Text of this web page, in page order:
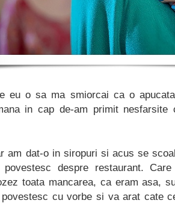
o sa ma smiorcai ca o
in cap de-am primit
am dat-o in siropuri si acus se
despre restaurant.
toata mancarea, ca eram asa,
cu vorbe si va arat cate